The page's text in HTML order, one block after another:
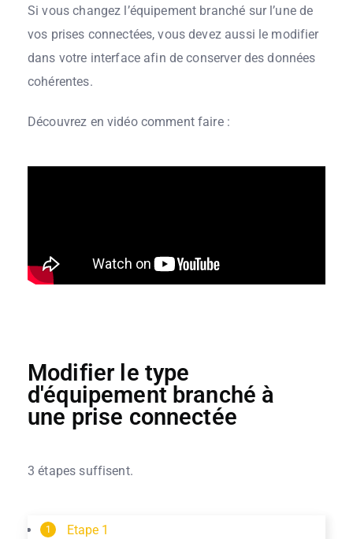
Si vous changez l’équipement branché sur l’une de
vos prises connectées, vous devez aussi le modifier
dans votre interface afin de conserver des données
cohérentes.
Découvrez en vidéo comment faire :
Modifier le type
d'équipement branché à
une prise connectée
3 étapes suffisent.
1 Etape 1